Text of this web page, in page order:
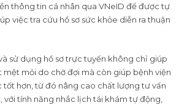
thông tin cá nhân qua VNeID để được tự
việc tra cứu hồ sơ sức khỏe diễn ra thuận
sử dụng hồ sơ trực tuyến không chỉ giúp
mệt mỏi do chờ đợi mà còn giúp bệnh viện
tốt hơn, từ đó nâng cao chất lượng tư vấn
tính năng nhắc lịch tái khám tự động,